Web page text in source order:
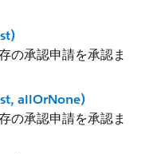
の承認申請を承認ま
allOrNone)
の承認申請を承認ま